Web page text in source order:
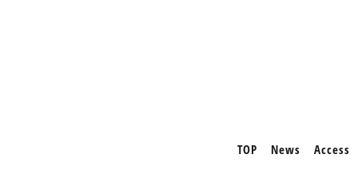
TOP News Access